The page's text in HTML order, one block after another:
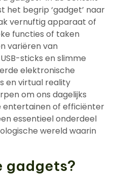
het begrip ‘gadget’ naar
vernuftig apparaat of
functies of taken
variëren van
sticks en slimme
elektronische
en virtual reality
om ons dagelijks
entertainen of efficiënter
essentieel onderdeel
wereld waarin
gadgets?